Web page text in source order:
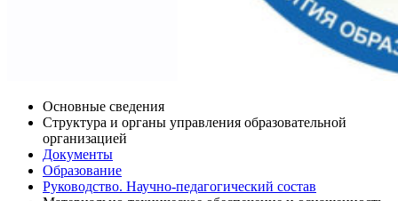
Основные сведения
Структура и органы управления образовательной
организацией
Документы
Образование
Руководство. Научно-педагогический состав